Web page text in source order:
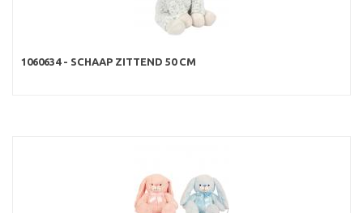
1060634 - SCHAAP ZITTEND 50 CM